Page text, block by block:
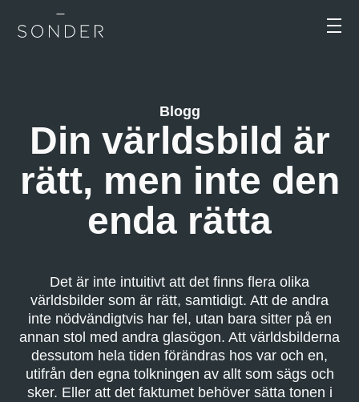
Blogg
Din världsbild är
rätt, men inte den
enda rätta
Det är inte intuitivt att det finns flera olika
världsbilder som är rätt, samtidigt. Att de andra
inte nödvändigtvis har fel, utan bara sitter på en
annan stol med andra glasögon. Att världsbilderna
dessutom hela tiden förändras hos var och en,
utifrån den egna tolkningen av allt som sägs och
sker. Eller att det faktumet behöver sätta tonen i